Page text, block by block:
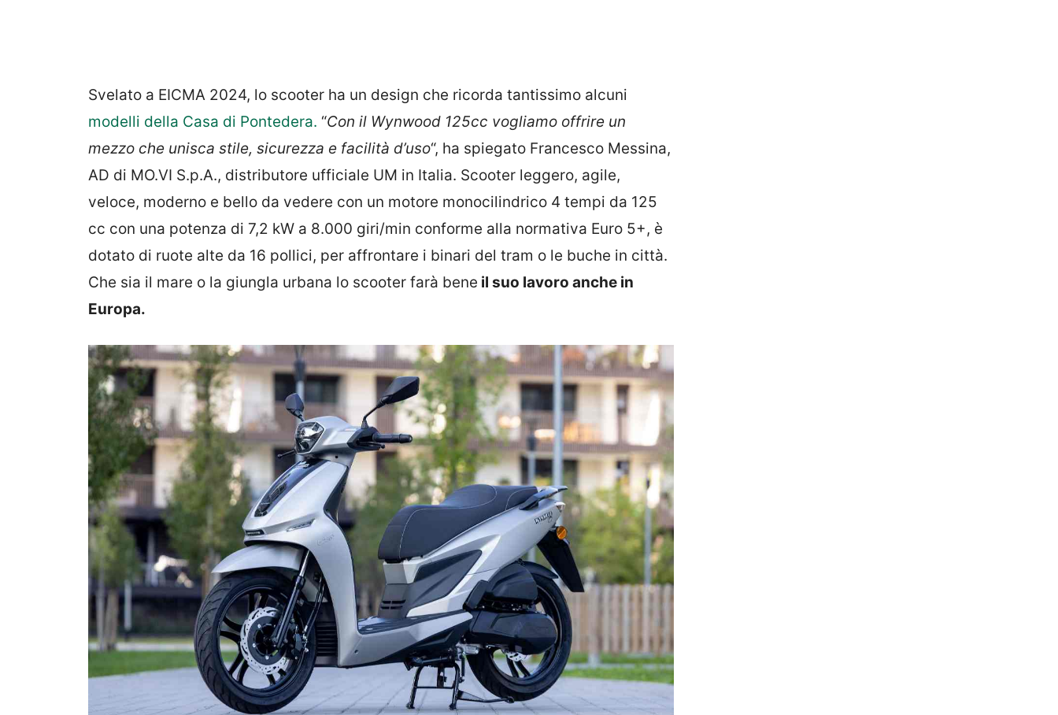
Svelato a EICMA 2024, lo scooter ha un design che ricorda tantissimo alcuni
modelli della Casa di Pontedera. “Con il Wynwood 125cc vogliamo offrire un
mezzo che unisca stile, sicurezza e facilità d’uso“, ha spiegato Francesco Messina,
AD di MO.VI S.p.A., distributore ufficiale UM in Italia. Scooter leggero, agile,
veloce, moderno e bello da vedere con un motore monocilindrico 4 tempi da 125
cc con una potenza di 7,2 kW a 8.000 giri/min conforme alla normativa Euro 5+, è
dotato di ruote alte da 16 pollici, per affrontare i binari del tram o le buche in città.
Che sia il mare o la giungla urbana lo scooter farà bene il suo lavoro anche in
Europa.